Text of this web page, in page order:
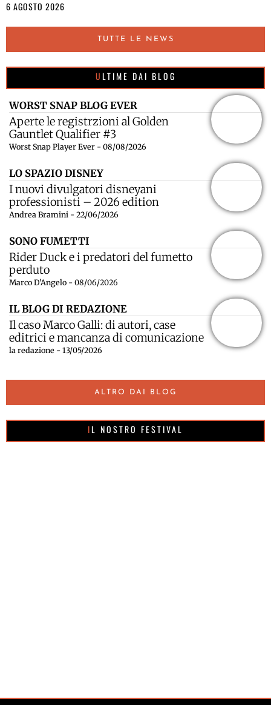
6 AGOSTO 2026
TUTTE LE NEWS
ULTIME DAI BLOG
WORST SNAP BLOG EVER
Aperte le registrzioni al Golden
Gauntlet Qualifier #3
Worst Snap Player Ever - 08/08/2026
LO SPAZIO DISNEY
I nuovi divulgatori disneyani
professionisti – 2026 edition
Andrea Bramini - 22/06/2026
SONO FUMETTI
Rider Duck e i predatori del fumetto
perduto
Marco D'Angelo - 08/06/2026
IL BLOG DI REDAZIONE
Il caso Marco Galli: di autori, case
editrici e mancanza di comunicazione
la redazione - 13/05/2026
ALTRO DAI BLOG
IL NOSTRO FESTIVAL